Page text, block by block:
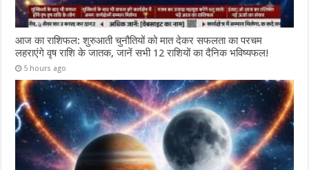
आज का राशिफल: शुरुआती चुनौतियों को मात देकर सफलता का परचम
लहराएंगे वृष राशि के जातक, जानें सभी 12 राशियों का दैनिक भविष्यफल!
5 hours ago